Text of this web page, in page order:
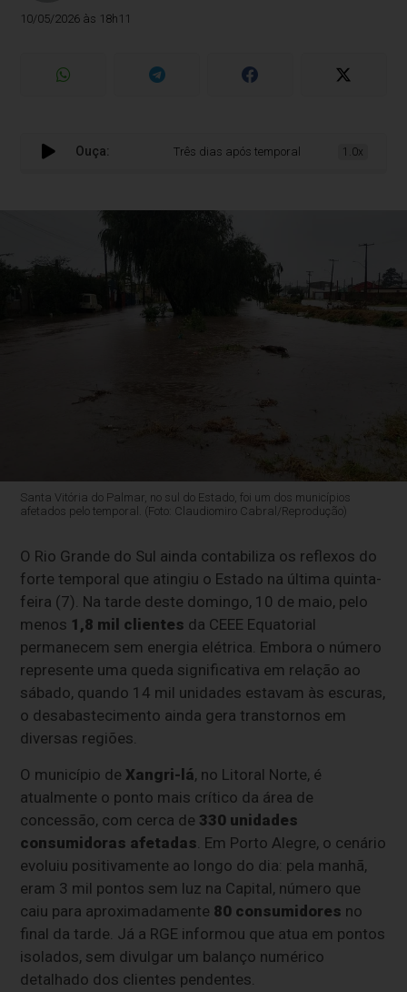
10/05/2026 às 18h11
Ouça: Três dias após temporal, RS ainda tem cerca
1.0x
Santa Vitória do Palmar, no sul do Estado, foi um dos municípios
afetados pelo temporal. (Foto: Claudiomiro Cabral/Reprodução)
O Rio Grande do Sul ainda contabiliza os reflexos do
forte temporal que atingiu o Estado na última quinta-
feira (7). Na tarde deste domingo, 10 de maio, pelo
menos 1,8 mil clientes da CEEE Equatorial
permanecem sem energia elétrica. Embora o número
represente uma queda significativa em relação ao
sábado, quando 14 mil unidades estavam às escuras,
o desabastecimento ainda gera transtornos em
diversas regiões.
O município de Xangri-lá, no Litoral Norte, é
atualmente o ponto mais crítico da área de
concessão, com cerca de 330 unidades
consumidoras afetadas . Em Porto Alegre, o cenário
evoluiu positivamente ao longo do dia: pela manhã,
eram 3 mil pontos sem luz na Capital, número que
caiu para aproximadamente 80 consumidores no
final da tarde. Já a RGE informou que atua em pontos
isolados, sem divulgar um balanço numérico
detalhado dos clientes pendentes.